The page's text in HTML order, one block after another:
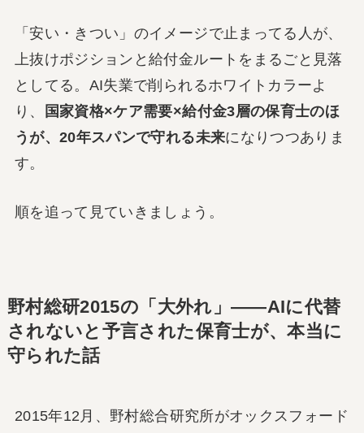
「安い・きつい」のイメージで止まってる人が、
上抜けポジションと給付金ルートをまるごと見落
としてる。AI失業で削られるホワイトカラーよ
り、
国家資格×ケア需要×給付金3層の保育士のほ
うが、20年スパンで守れる未来になりつつありま
す。
順を追って見ていきましょう。
野村総研2015の「大外れ」――AIに代替
されないと予言された保育士が、本当に
守られた話
2015年12月、野村総合研究所がオックスフォード